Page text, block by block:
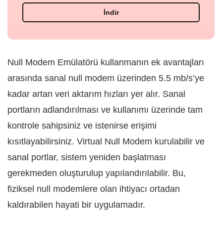
İndir
Null Modem Emülatörü kullanmanın ek avantajları
arasında sanal null modem üzerinden 5.5 mb/s’ye
kadar artan veri aktarım hızları yer alır. Sanal
portların adlandırılması ve kullanımı üzerinde tam
kontrole sahipsiniz ve istenirse erişimi
kısıtlayabilirsiniz. Virtual Null Modem kurulabilir ve
sanal portlar, sistem yeniden başlatması
gerekmeden oluşturulup yapılandırılabilir. Bu,
fiziksel null modemlere olan ihtiyacı ortadan
kaldırabilen hayati bir uygulamadır.